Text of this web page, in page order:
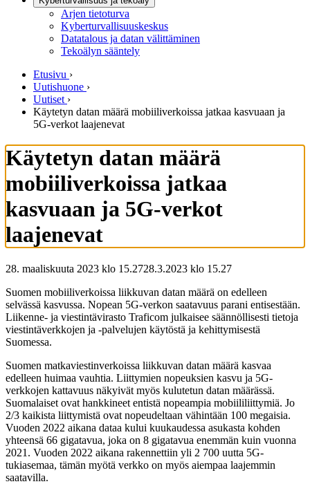
Arjen tietoturva
Kyberturvallisuuskeskus
Datatalous ja datan välittäminen
Tekoälyn sääntely
Etusivu ›
Uutishuone ›
Uutiset ›
Käytetyn datan määrä mobiiliverkoissa jatkaa kasvuaan ja
5G-verkot laajenevat
Käytetyn datan määrä
mobiiliverkoissa jatkaa
kasvuaan ja 5G-verkot
laajenevat
28. maaliskuuta 2023 klo 15.2728.3.2023 klo 15.27
Suomen mobiiliverkoissa liikkuvan datan määrä on edelleen
selvässä kasvussa. Nopean 5G-verkon saatavuus parani entisestään.
Liikenne- ja viestintävirasto Traficom julkaisee säännöllisesti tietoja
viestintäverkkojen ja -palvelujen käytöstä ja kehittymisestä
Suomessa.
Suomen matkaviestinverkoissa liikkuvan datan määrä kasvaa
edelleen huimaa vauhtia. Liittymien nopeuksien kasvu ja 5G-
verkkojen kattavuus näkyivät myös kulutetun datan määrässä.
Suomalaiset ovat hankkineet entistä nopeampia mobiililiittymiä. Jo
2/3 kaikista liittymistä ovat nopeudeltaan vähintään 100 megaisia.
Vuoden 2022 aikana dataa kului kuukaudessa asukasta kohden
yhteensä 66 gigatavua, joka on 8 gigatavua enemmän kuin vuonna
2021. Vuoden 2022 aikana rakennettiin yli 2 700 uutta 5G-
tukiasemaa, tämän myötä verkko on myös aiempaa laajemmin
saatavilla.